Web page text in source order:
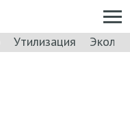
Утилизация